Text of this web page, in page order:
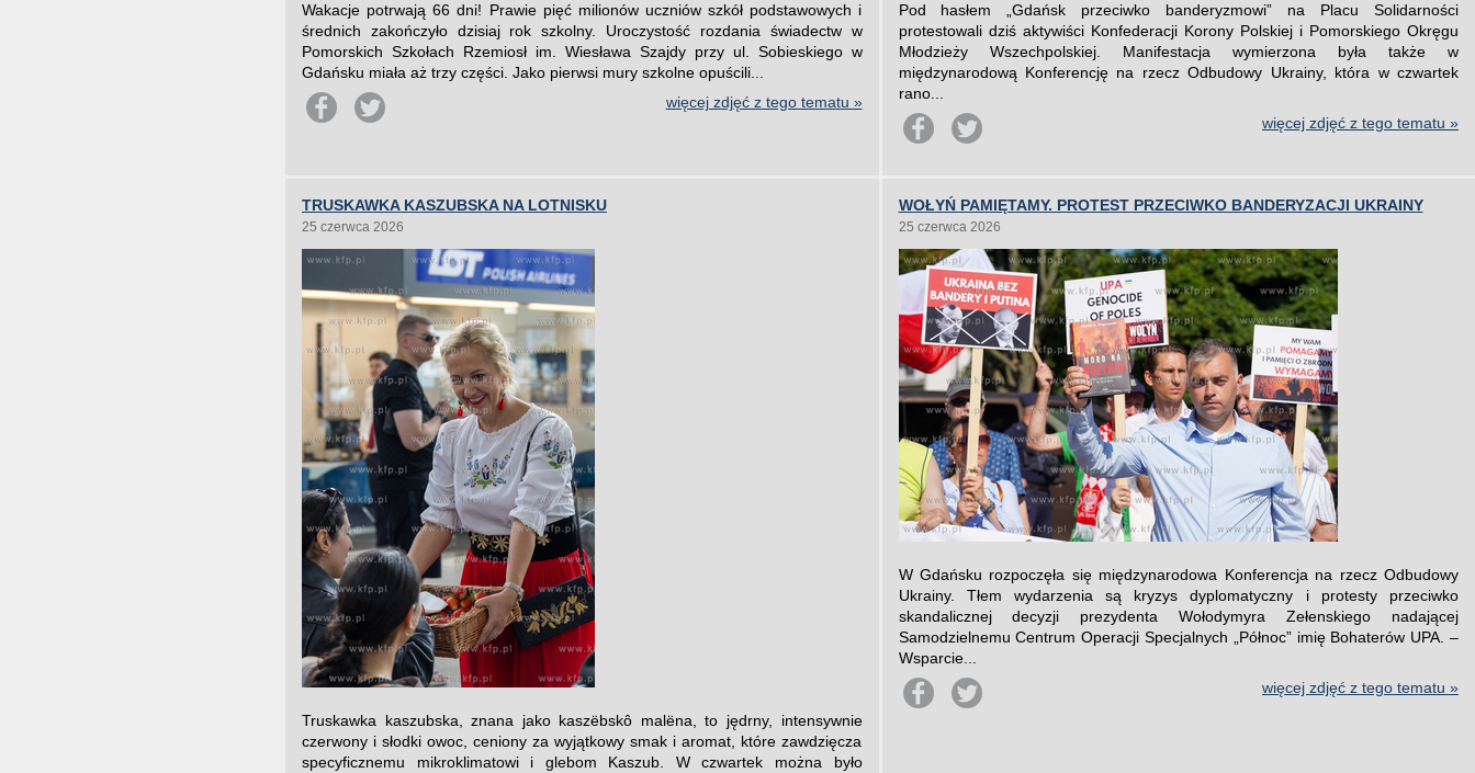
Wakacje potrwają 66 dni! Prawie pięć milionów uczniów szkół podstawowych i
średnich zakończyło dzisiaj rok szkolny. Uroczystość rozdania świadectw w
Pomorskich Szkołach Rzemiosł im. Wiesława Szajdy przy ul. Sobieskiego w
Gdańsku miała aż trzy części. Jako pierwsi mury szkolne opuścili...
więcej zdjęć z tego tematu »
Pod hasłem „Gdańsk przeciwko banderyzmowi” na Placu Solidarności
protestowali dziś aktywiści Konfederacji Korony Polskiej i Pomorskiego Okręgu
Młodzieży Wszechpolskiej. Manifestacja wymierzona była także w
międzynarodową Konferencję na rzecz Odbudowy Ukrainy, która w czwartek
rano...
więcej zdjęć z tego tematu »
TRUSKAWKA KASZUBSKA NA LOTNISKU
25 czerwca 2026
Truskawka kaszubska, znana jako kaszëbskô malëna, to jędrny, intensywnie
czerwony i słodki owoc, ceniony za wyjątkowy smak i aromat, które zawdzięcza
specyficznemu mikroklimatowi i glebom Kaszub. W czwartek można było
WOŁYŃ PAMIĘTAMY. PROTEST PRZECIWKO BANDERYZACJI UKRAINY
25 czerwca 2026
W Gdańsku rozpoczęła się międzynarodowa Konferencja na rzecz Odbudowy
Ukrainy. Tłem wydarzenia są kryzys dyplomatyczny i protesty przeciwko
skandalicznej decyzji prezydenta Wołodymyra Zełenskiego nadającej
Samodzielnemu Centrum Operacji Specjalnych „Północ” imię Bohaterów UPA. –
Wsparcie...
więcej zdjęć z tego tematu »